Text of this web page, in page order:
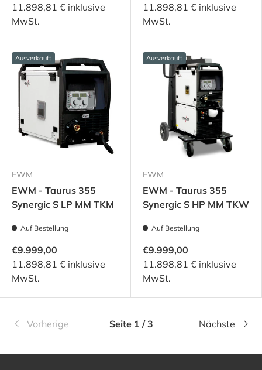
11.898,81 € inklusive
MwSt.
11.898,81 € inklusive
MwSt.
Ausverkauft
EWM
EWM - Taurus 355
Synergic S LP MM TKM
Auf Bestellung
€9.999,00
11.898,81 € inklusive
MwSt.
Ausverkauft
EWM
EWM - Taurus 355
Synergic S HP MM TKW
Auf Bestellung
€9.999,00
11.898,81 € inklusive
MwSt.
Vorherige Seite 1 / 3 Nächste